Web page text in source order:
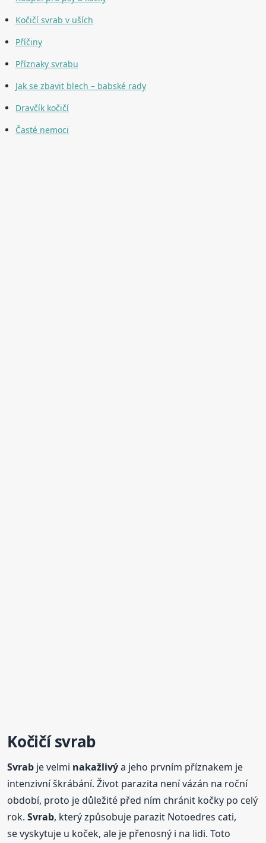
Kočičí svrab v uších
Příčiny
Příznaky svrabu
Jak se zbavit blech – babské rady
Dravčík kočičí
Časté nemoci
Kočičísvrab
Svrab je velmi nakažlivýa jeho prvním příznakem je
intenzivní škrábání. Život parazita není vázán na roční
období, proto je důležité před ním chránit kočky po celý
rok.Svrab, který způsobuje parazit Notoedres cati,
se vyskytuje u koček, ale je přenosný i na lidi. Toto